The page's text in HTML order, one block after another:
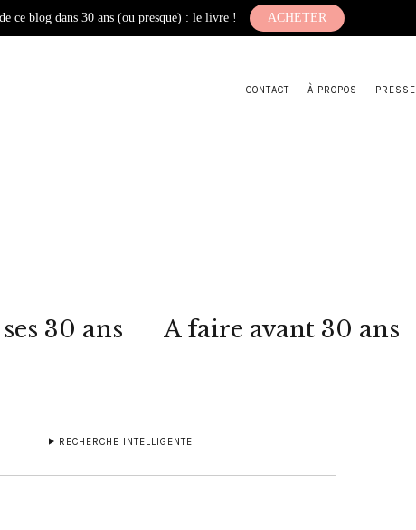
CONTACT À PROPOS PRESSE
30 ans A faire avant 30 ans
RECHERCHE INTELLIGENTE
ce blog dans 30 ans (ou presque) : le livre ! ACHETER